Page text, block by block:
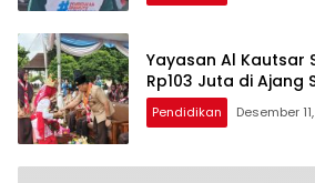
Yayasan Al Kautsar
Rp103 Juta di Ajang
Pendidikan Desember